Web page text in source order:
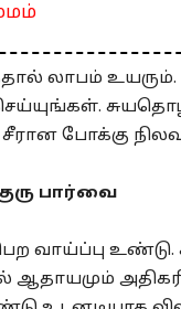
லாபம்
போக்கு
பார்வை
வாய்ப்பு உண்டு.